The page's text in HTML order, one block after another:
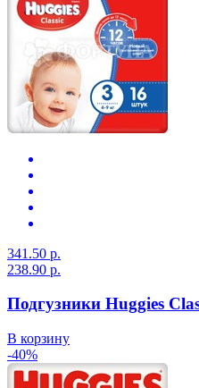
341.50 р.
238.90 р.
Подгузники Huggies
В корзину
-40%